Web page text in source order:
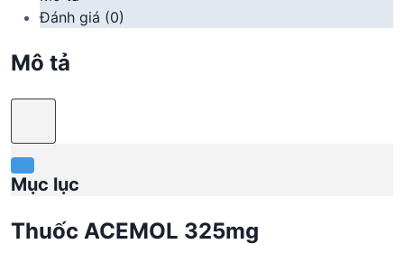
Đánh giá (0)
Mô tả
Mục lục
Thuốc ACEMOL 325mg